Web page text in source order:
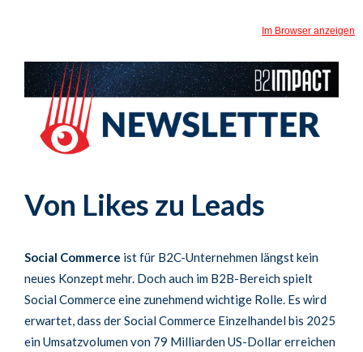
Im Browser anzeigen
Von Likes zu Leads
Social Commerce ist für B2C-Unternehmen längst kein
neues Konzept mehr. Doch auch im B2B-Bereich spielt
Social Commerce eine zunehmend wichtige Rolle. Es wird
erwartet, dass der Social Commerce Einzelhandel bis 2025
ein Umsatzvolumen von 79 Milliarden US-Dollar erreichen